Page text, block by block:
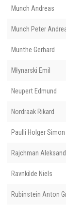
Munch Andreas
Munch Peter
Munthe Gerhard
Młynarski Emil
Neupert Edmund
Nordraak Rikard
Paulli Holger Simon
Rajchman
Ravnkilde Niels
Rubinstein Anton